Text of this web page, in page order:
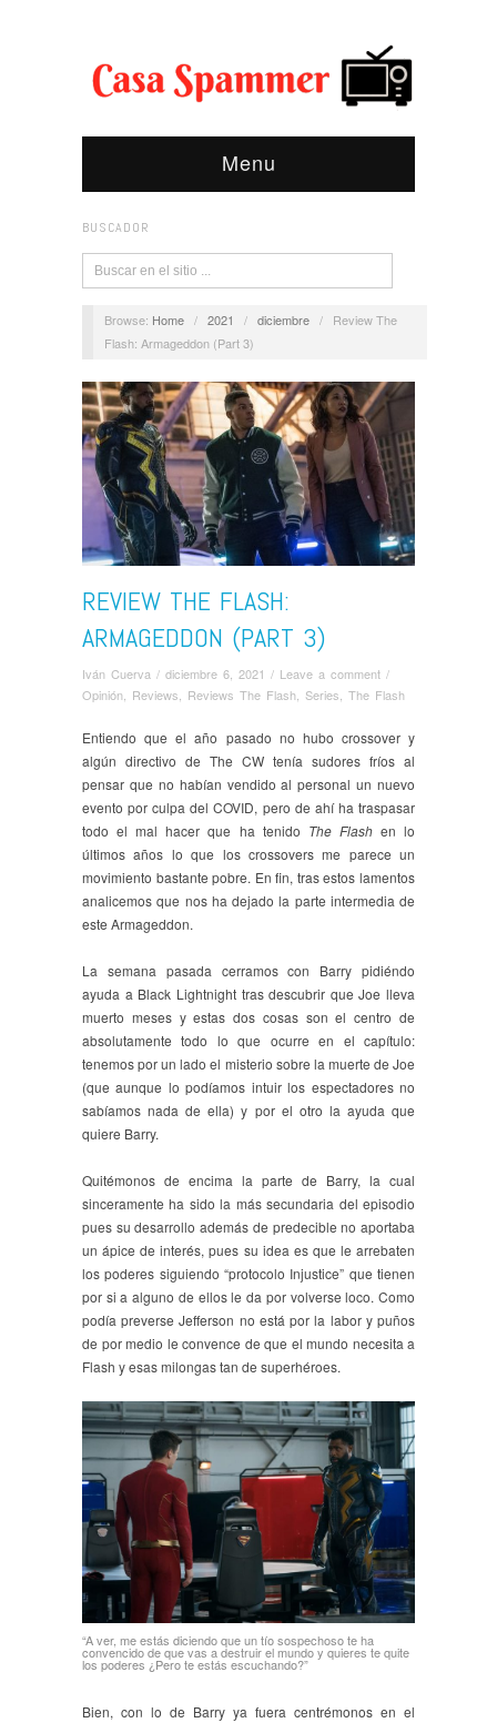
Menu
BUSCADOR
Browse: Home / 2021 / diciembre /
Review The
Flash: Armageddon (Part 3)
REVIEW THE FLASH:
ARMAGEDDON (PART 3)
Iván Cuerva / diciembre 6, 2021 / Leave a comment /
Opinión
Reviews Reviews The Flash Series The Flash
Entiendo que el año pasado no hubo crossover y
algún directivo de The CW tenía sudores fríos al
pensar que no habían vendido al personal un nuevo
evento por culpa del COVID, pero de ahí ha traspasar
todo el mal hacer que ha tenido The Flash en lo
últimos años lo que los crossovers me parece un
movimiento bastante pobre. En fin, tras estos lamentos
analicemos que nos ha dejado la parte intermedia de
este Armageddon.
La semana pasada cerramos con Barry pidiéndo
ayuda a Black Lightnight tras descubrir que Joe lleva
muerto meses y estas dos cosas son el centro de
absolutamente todo lo que ocurre en el capítulo:
tenemos por un lado el misterio sobre la muerte de Joe
(que aunque lo podíamos intuir los espectadores no
sabíamos nada de ella) y por el otro la ayuda que
quiere Barry.
Quitémonos de encima la parte de Barry, la cual
sinceramente ha sido la más secundaria del episodio
pues su desarrollo además de predecible no aportaba
un ápice de interés, pues su idea es que le arrebaten
los poderes siguiendo “protocolo Injustice” que tienen
por si a alguno de ellos le da por volverse loco. Como
podía preverse Jefferson no está por la labor y puños
de por medio le convence de que el mundo necesita a
Flash y esas milongas tan de superhéroes.
“A ver, me estás diciendo que un tío sospechoso te ha
convencido de que vas a destruir el mundo y quieres te quite
los poderes ¿Pero te estás escuchando?”
Bien, con lo de Barry ya fuera centrémonos en el